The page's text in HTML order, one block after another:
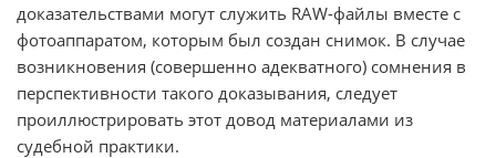
доказательствами могут служить RAW-файлы вместе с
фотоаппаратом, которым был создан снимок. В случае
возникновения (совершенно адекватного) сомнения в
перспективности такого доказывания, следует
проиллюстрировать этот довод материалами из
судебной практики.